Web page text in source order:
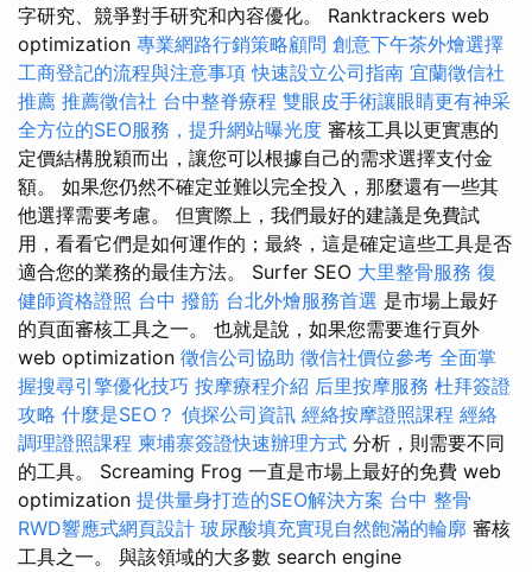
字研究、競爭對手研究和內容優化。 Ranktrackers web
optimization 專業網路行銷策略顧問 創意下午茶外燴選擇
工商登記的流程與注意事項 快速設立公司指南 宜蘭徵信社
推薦 推薦徵信社 台中整脊療程 雙眼皮手術讓眼睛更有神采
全方位的SEO服務，提升網站曝光度 審核工具以更實惠的
定價結構脫穎而出，讓您可以根據自己的需求選擇支付金
額。 如果您仍然不確定並難以完全投入，那麼還有一些其
他選擇需要考慮。 但實際上，我們最好的建議是免費試
用，看看它們是如何運作的；最終，這是確定這些工具是否
適合您的業務的最佳方法。 Surfer SEO 大里整骨服務 復
健師資格證照 台中 撥筋 台北外燴服務首選 是市場上最好
的頁面審核工具之一。 也就是說，如果您需要進行頁外
web optimization 徵信公司協助 徵信社價位參考 全面掌
握搜尋引擎優化技巧 按摩療程介紹 后里按摩服務 杜拜簽證
攻略 什麼是SEO？ 偵探公司資訊 經絡按摩證照課程 經絡
調理證照課程 柬埔寨簽證快速辦理方式 分析，則需要不同
的工具。 Screaming Frog 一直是市場上最好的免費 web
optimization 提供量身打造的SEO解決方案 台中 整骨
RWD響應式網頁設計 玻尿酸填充實現自然飽滿的輪廓 審核
工具之一。 與該領域的大多數 search engine